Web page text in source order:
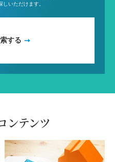
しいただけます。
する
ンテンツ